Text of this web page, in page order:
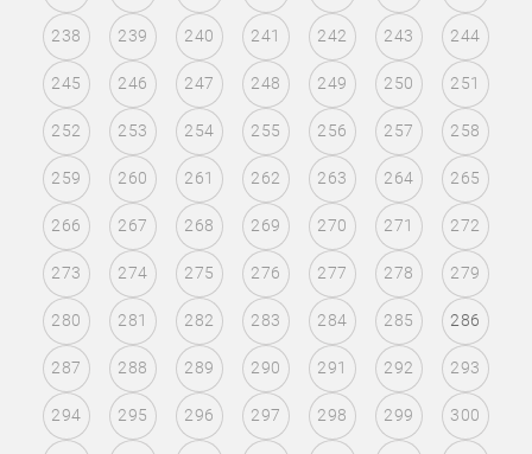
238 239 240 241 242 243 244
245 246 247 248 249 250 251
252 253 254 255 256 257 258
259 260 261 262 263 264 265
266 267 268 269 270 271 272
273 274 275 276 277 278 279
280 281 282 283 284 285 286
287 288 289 290 291 292 293
294 295 296 297 298 299 300